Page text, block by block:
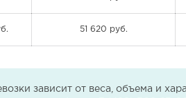
51 620 руб.
зависит от веса, объема и